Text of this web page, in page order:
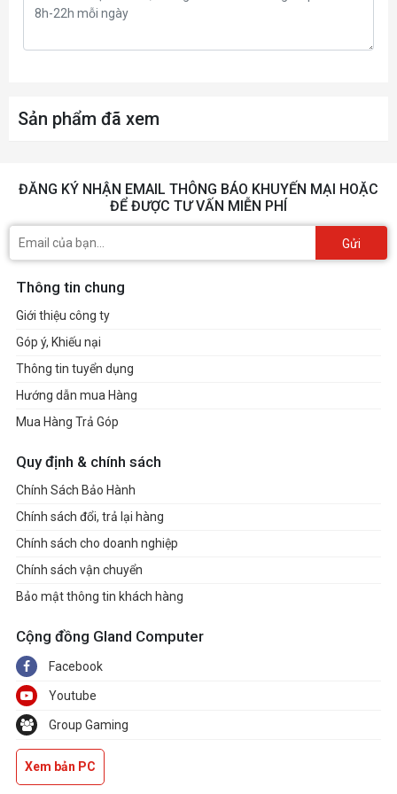
1 x 140mm
Radiator
120mm
Sản phẩm đã xem
ĐĂNG KÝ NHẬN EMAIL THÔNG BÁO KHUYẾN MẠI HOẶC
ĐỂ ĐƯỢC TƯ VẤN MIỄN PHÍ
Gửi
Thông tin chung
Giới thiệu công ty
Góp ý, Khiếu nại
Thông tin tuyển dụng
Hướng dẫn mua Hàng
Mua Hàng Trả Góp
Quy định & chính sách
Chính Sách Bảo Hành
Chính sách đổi, trả lại hàng
Chính sách cho doanh nghiệp
Chính sách vận chuyển
Bảo mật thông tin khách hàng
Cộng đồng Gland Computer
Facebook
Youtube
Group Gaming
Xem bản PC